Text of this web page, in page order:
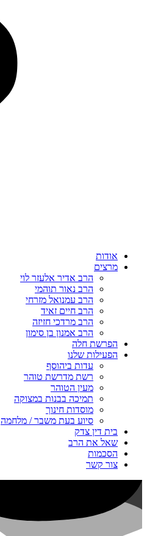
אודות
מרצים
הרב אדיר אלעזר לוי
הרב נאור תוהמי
הרב עמנואל מזרחי
הרב חיים זאיד
הרב מרדכי חזיזה
הרב אמנון בן סימון
הפרשת חלה
הפעילות שלנו
עדות ביהוסף
רשת מדרשת טוהר
מעין הטוהר
תמיכה בבנות במצוקה
מוסדות חינוך
סיוע בעת משבר / מלחמה
בית דין צדק
שאל את הרב
הסכמות
צור קשר